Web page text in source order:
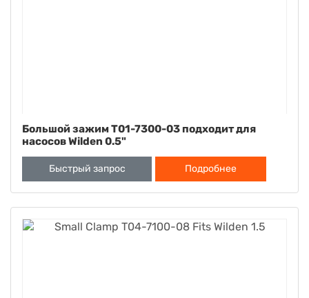
Большой зажим T01-7300-03 подходит для
насосов Wilden 0.5"
Быстрый запрос Подробнее